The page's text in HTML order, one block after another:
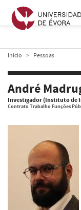
Início Pessoas
André
Investigador (Instituto de
Contrato Trabalho Funções